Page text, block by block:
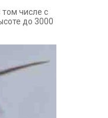
числе с
до 3000